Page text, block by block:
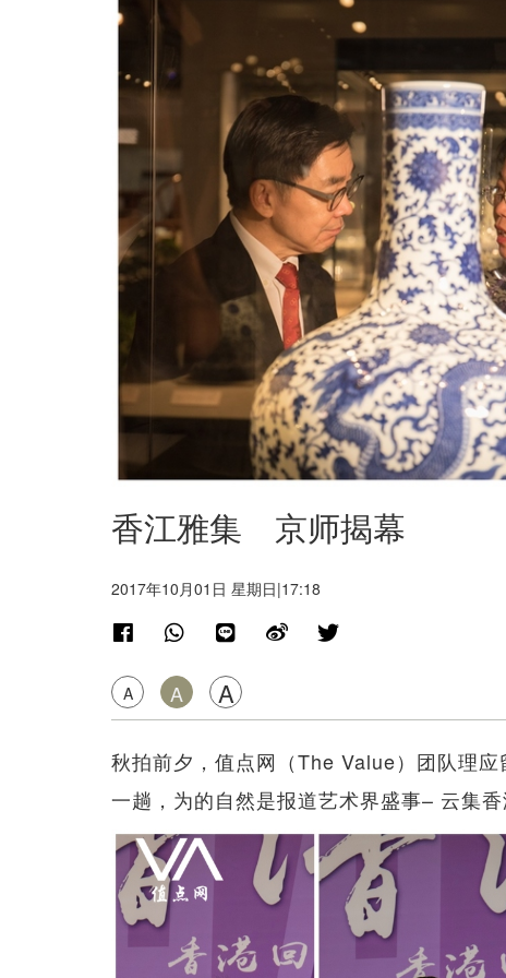
香江雅集 京师揭幕
2017年10月01日 星期日|17:18
A A A
秋拍前夕，值点网（The Value）团队理
一趟，为的自然是报道艺术界盛事– 云集